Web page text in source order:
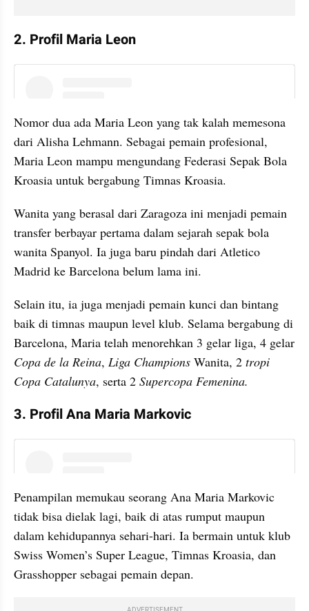
2. Profil Maria Leon
Nomor dua ada Maria Leon yang tak kalah memesona
dari Alisha Lehmann. Sebagai pemain profesional,
Maria Leon mampu mengundang Federasi Sepak Bola
Kroasia untuk bergabung Timnas Kroasia.
Wanita yang berasal dari Zaragoza ini menjadi pemain
transfer berbayar pertama dalam sejarah sepak bola
wanita Spanyol. Ia juga baru pindah dari Atletico
Madrid ke Barcelona belum lama ini.
Selain itu, ia juga menjadi pemain kunci dan bintang
baik di timnas maupun level klub. Selama bergabung di
Copa de la Reina, Liga Champions Wanita, 2 tropi
Copa Catalunya, serta 2 Supercopa Femenina.
3. Profil Ana Maria Markovic
Penampilan memukau seorang Ana Maria Markovic
tidak bisa dielak lagi, baik di atas rumput maupun
dalam kehidupannya sehari-hari. Ia bermain untuk klub
Swiss Women’s Super League, Timnas Kroasia, dan
Grasshopper sebagai pemain depan.